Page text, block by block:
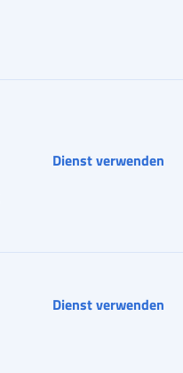
Dienst verwenden
Dienst verwenden